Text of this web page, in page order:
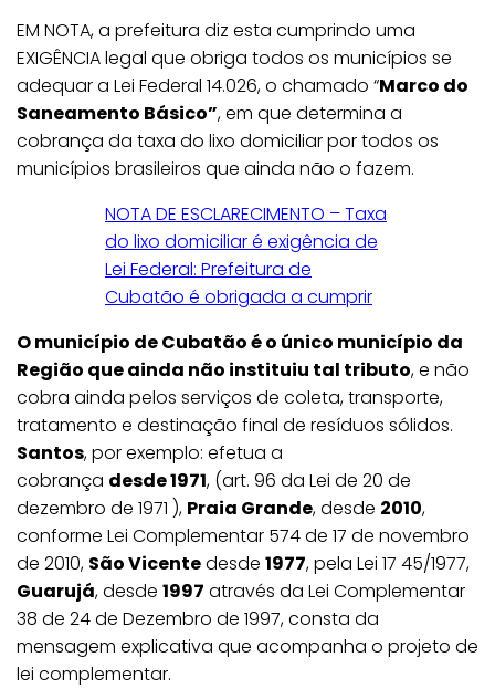
EM NOTA, a prefeitura diz esta cumprindo uma
EXIGÊNCIA legal que obriga todos os municípios se
adequar a Lei Federal 14.026, o chamado “Marco do
Saneamento Básico”, em que determina a
cobrança da taxa do lixo domiciliar por todos os
municípios brasileiros que ainda não o fazem.
NOTA DE ESCLARECIMENTO – Taxa
do lixo domiciliar é exigência de
Lei Federal: Prefeitura de
Cubatão é obrigada a cumprir
O município de Cubatão é o único município da
Região que ainda não instituiu tal tributo, e não
cobra ainda pelos serviços de coleta, transporte,
tratamento e destinação final de resíduos sólidos.
Santos, por exemplo: efetua a
cobrança desde 1971, (art. 96 da Lei de 20 de
dezembro de 1971 ), Praia Grande, desde 2010,
conforme Lei Complementar 574 de 17 de novembro
de 2010, São Vicentedesde 1977, pela Lei 17 45/1977,
Guarujá, desde 1997 através da Lei Complementar
38 de 24 de Dezembro de 1997, consta da
mensagem explicativa que acompanha o projeto de
lei complementar.